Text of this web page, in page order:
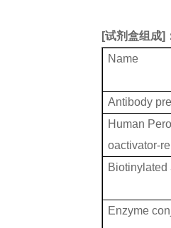
[试剂盒组成]
Name
Antibody
Human
oactivator-
Biotinylated
Enzyme